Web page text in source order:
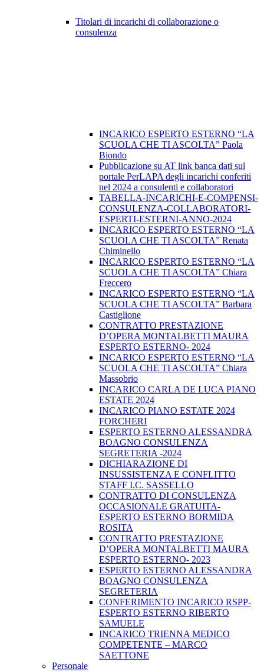
Titolari di incarichi di collaborazione o
consulenza
INCARICO ESPERTO ESTERNO “LA
SCUOLA CHE TI ASCOLTA” Paola
Biondo
Pubblicazione su AT link banca dati sul
portale PerLAPA degli incarichi conferiti
nel 2024 a consulenti e collaboratori
TABELLA-INCARICHI-E-COMPENSI-
CONSULENZA-COLLABORATORI-
ESPERTI-ESTERNI-ANNO-2024
INCARICO ESPERTO ESTERNO “LA
SCUOLA CHE TI ASCOLTA” Renata
Chiminello
INCARICO ESPERTO ESTERNO “LA
SCUOLA CHE TI ASCOLTA” Chiara
Freccero
INCARICO ESPERTO ESTERNO “LA
SCUOLA CHE TI ASCOLTA” Barbara
Castiglione
CONTRATTO PRESTAZIONE
D’OPERA MONTALBETTI MAURA
ESPERTO ESTERNO- 2024
INCARICO ESPERTO ESTERNO “LA
SCUOLA CHE TI ASCOLTA” Chiara
Massobrio
INCARICO CARLA DE LUCA PIANO
ESTATE 2024
INCARICO PIANO ESTATE 2024
FORCHERI
ESPERTO ESTERNO ALESSANDRA
BOAGNO CONSULENZA
SEGRETERIA -2024
DICHIARAZIONE DI
INSUSSISTENZA E CONFLITTO
STAFF I.C. SASSELLO
CONTRATTO DI CONSULENZA
OCCASIONALE GRATUITA-
ESPERTO ESTERNO BORMIDA
ROSITA
CONTRATTO PRESTAZIONE
D’OPERA MONTALBETTI MAURA
ESPERTO ESTERNO- 2023
ESPERTO ESTERNO ALESSANDRA
BOAGNO CONSULENZA
SEGRETERIA
CONFERIMENTO INCARICO RSPP-
ESPERTO ESTERNO RIBERTO
SAMUELE
INCARICO TRIENNA MEDICO
COMPETENTE – MARCO
SAETTONE
Personale